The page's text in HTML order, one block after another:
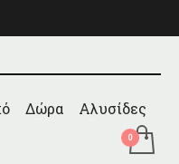
Δώρα Αλυσίδες